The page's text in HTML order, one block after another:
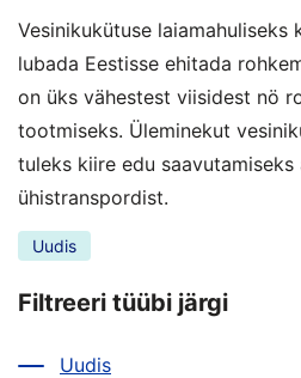
Vesinikukütuse laiamahuliseks
lubada Eestisse ehitada
on üks vähestest viisidest nö
tootmiseks. Üleminekut
tuleks kiire edu saavutamiseks
ühistranspordist.
Uudis
Filtreeri tüübi järgi
Uudis